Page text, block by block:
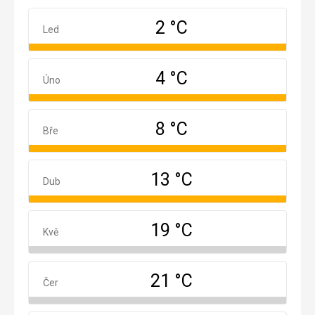
Leden
Led 2 °C
Únor
Úno 4 °C
Březen
Bře 8 °C
Duben
Dub 13 °C
Květen
Kvě 19 °C
Červen
Čer 21 °C